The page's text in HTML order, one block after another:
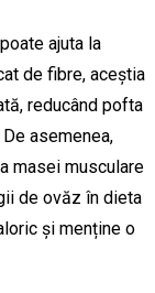
ajuta la
de fibre, aceștia
reducând pofta
asemenea,
masei musculare
de ovăz în dieta
și menține o